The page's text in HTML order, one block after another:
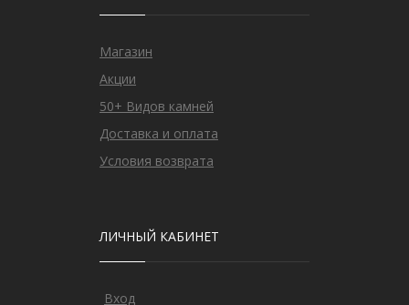
Магазин
Акции
50+ Видов камней
Доставка и оплата
Условия возврата
ЛИЧНЫЙ КАБИНЕТ
Вход